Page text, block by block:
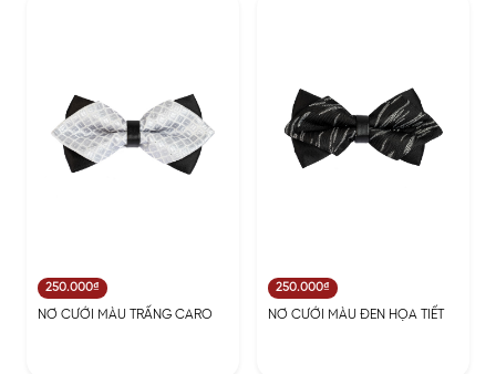
250.000₫
NƠ CƯỚI MÀU TRẤNG CARO
250.000₫
NƠ CƯỚI MÀU ĐEN HỌA TIẾT